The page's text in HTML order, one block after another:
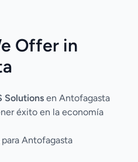
Offer in
Solutions en Antofagasta
éxito en la economía
Antofagasta